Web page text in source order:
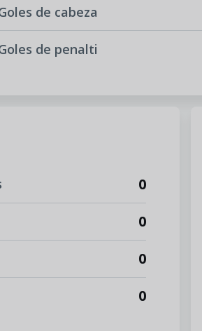
de cabeza
de penalti
0
0
0
0